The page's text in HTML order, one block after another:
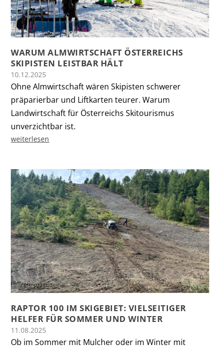
WARUM ALMWIRTSCHAFT ÖSTERREICHS
SKIPISTEN LEISTBAR HÄLT
10.12.2025
Ohne Almwirtschaft wären Skipisten schwerer
präparierbar und Liftkarten teurer. Warum
Landwirtschaft für Österreichs Skitourismus
unverzichtbar ist.
weiterlesen
RAPTOR 100 IM SKIGEBIET: VIELSEITIGER
HELFER FÜR SOMMER UND WINTER
11.08.2025
Ob im Sommer mit Mulcher oder im Winter mit